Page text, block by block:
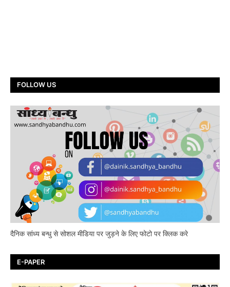
FOLLOW US
दैनिक सांध्य बन्धु से सोशल मीडिया पर जुड़ने के लिए फोटो पर क्लिक करे
E-PAPER